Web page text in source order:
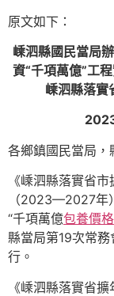
原文如下：
嵊泗縣國民當局
資“千項萬億”工
嵊泗縣落實
各鄉鎮國民當局，
《嵊泗縣落實省
（2023—2027年
“千項萬億包養價
縣當局第19次常
行。
《嵊泗縣落實省